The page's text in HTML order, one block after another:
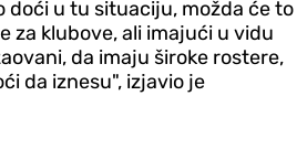
doći u tu situaciju, možda će to
za klubove, ali imajući u vidu
da imaju široke rostere,
da iznesu", izjavio je